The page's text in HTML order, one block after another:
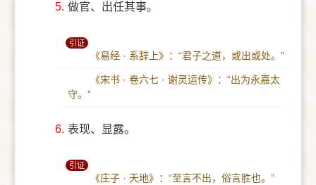
5. 做官、出任其事。
引证
《易经 · 系辞上》：“君子之道，或出或处。”
《宋书 · 卷六七 · 谢灵运传》：“出为永嘉太
守。”
6. 表现、显露。
引证
《庄子 · 天地》：“至言不出，俗言胜也。”